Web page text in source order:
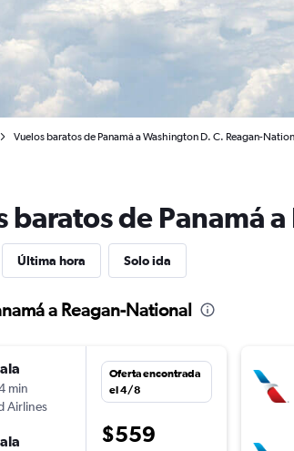
Vuelos baratos de Panamá a Washington D. C. Reagan-
baratos de Panamá
Última hora Solo ida
a Reagan-National
min
Airlines
Oferta encontrada
el 4/8
$559